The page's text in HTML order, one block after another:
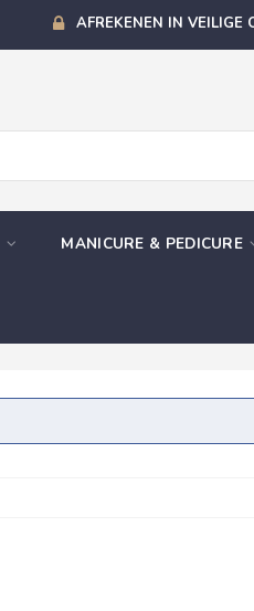
AFREKENEN IN VEILIGE
MANICURE & PEDICURE